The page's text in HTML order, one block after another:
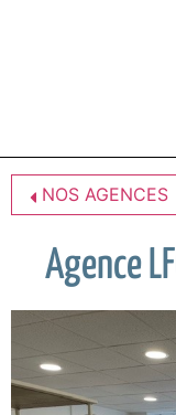
NOS AGENCES
Agence